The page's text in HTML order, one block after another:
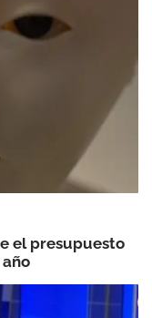
el presupuesto